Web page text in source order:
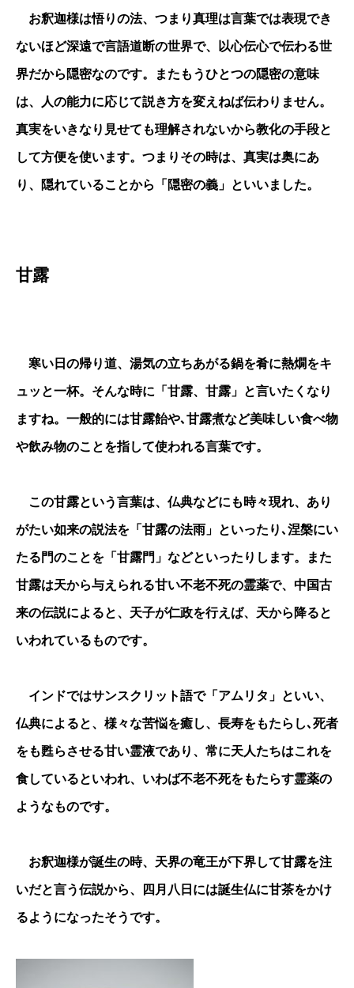
お釈迦様は悟りの法、つまり真理は言葉では表現でき
ないほど深遠で言語道断の世界で、以心伝心で伝わる世
界だから隠密なのです。またもうひとつの隠密の意味
は、人の能力に応じて説き方を変えねば伝わりません。
真実をいきなり見せても理解されないから教化の手段と
して方便を使います。つまりその時は、真実は奥にあ
り、隠れていることから「隠密の義」といいました。
甘露
寒い日の帰り道、湯気の立ちあがる鍋を肴に熱燗をキ
ュッと一杯。そんな時に「甘露、甘露」と言いたくなり
ますね。一般的には甘露飴や､甘露煮など美味しい食べ物
や飲み物のことを指して使われる言葉です。
この甘露という言葉は、仏典などにも時々現れ、あり
がたい如来の説法を「甘露の法雨」といったり､涅槃にい
たる門のことを「甘露門」などといったりします。また
甘露は天から与えられる甘い不老不死の霊薬で、中国古
来の伝説によると、天子が仁政を行えば、天から降ると
いわれているものです。
インドではサンスクリット語で「アムリタ」といい、
仏典によると、様々な苦悩を癒し、長寿をもたらし､死者
をも甦らさせる甘い霊液であり、常に天人たちはこれを
食しているといわれ、いわば不老不死をもたらす霊薬の
ようなものです。
お釈迦様が誕生の時、天界の竜王が下界して甘露を注
いだと言う伝説から、四月八日には誕生仏に甘茶をかけ
るようになったそうです。